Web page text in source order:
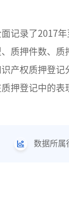
记录了2017
质押件数、
产权质押登
押登记中的
数据所属